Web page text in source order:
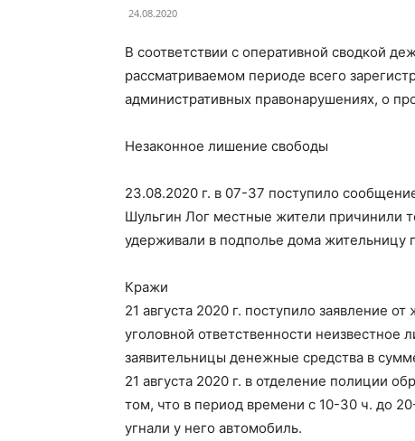
Советский
район
Алтайского
24.08.2020
В соответствии с оперативной сводкой
рассматриваемом периоде всего
административных правонарушениях, о
Незаконное лишение свободы
23.08.2020 г. в 07-37 поступило
Шульгин Лог местные жители причинили
удерживали в подполье дома жительницу
Кражи
21 августа 2020 г. поступило заявление
уголовной ответственности неизвестное
заявительницы денежные средства в
21 августа 2020 г. в отделение полиции
том, что в период времени с 10-30 ч. до
угнали у него автомобиль.